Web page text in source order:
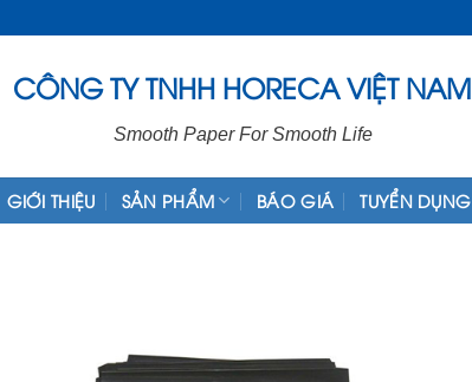
CÔNG TY TNHH HORECA VIỆT NAM
Smooth Paper For Smooth Life
GIỚI THIỆU SẢN PHẨM BÁO GIÁ TUYỂN DỤNG